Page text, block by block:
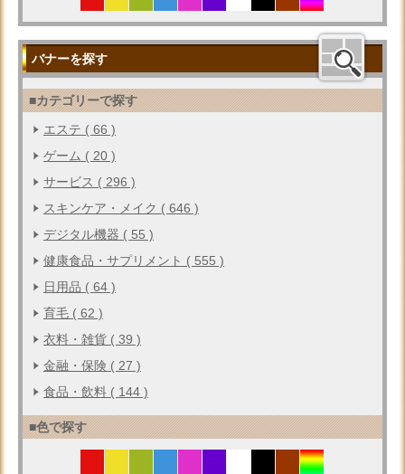
バナーを探す
■カテゴリーで探す
エステ ( 66 )
ゲーム ( 20 )
サービス ( 296 )
スキンケア・メイク ( 646 )
デジタル機器 ( 55 )
健康食品・サプリメント ( 555 )
日用品 ( 64 )
育毛 ( 62 )
衣料・雑貨 ( 39 )
金融・保険 ( 27 )
食品・飲料 ( 144 )
■色で探す